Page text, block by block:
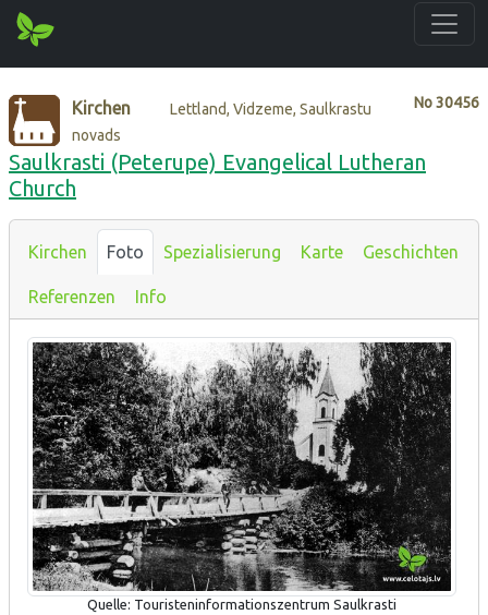
No30456
Kirchen
Lettland, Vidzeme, Saulkrastu
novads
Saulkrasti (Peterupe) Evangelical Lutheran
Church
Kirchen Foto Spezialisierung Karte Geschichten
Referenzen Info
Quelle: Touristeninformationszentrum Saulkrasti